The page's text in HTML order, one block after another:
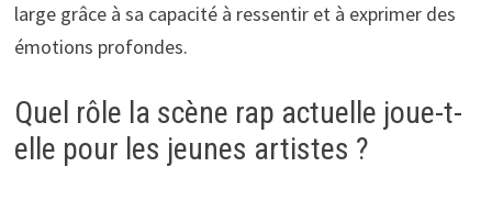
large grâce à sa capacité à ressentir et à exprimer des
émotions profondes.
Quel rôle la scène rap actuelle joue-t-
elle pour les jeunes artistes ?